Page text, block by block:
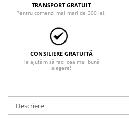
TRANSPORT GRATUIT
Pentru comenzi mai mari de 300 lei.
CONSILIERE GRATUITĂ
Te ajutăm să faci cea mai bună
alegere!
Descriere